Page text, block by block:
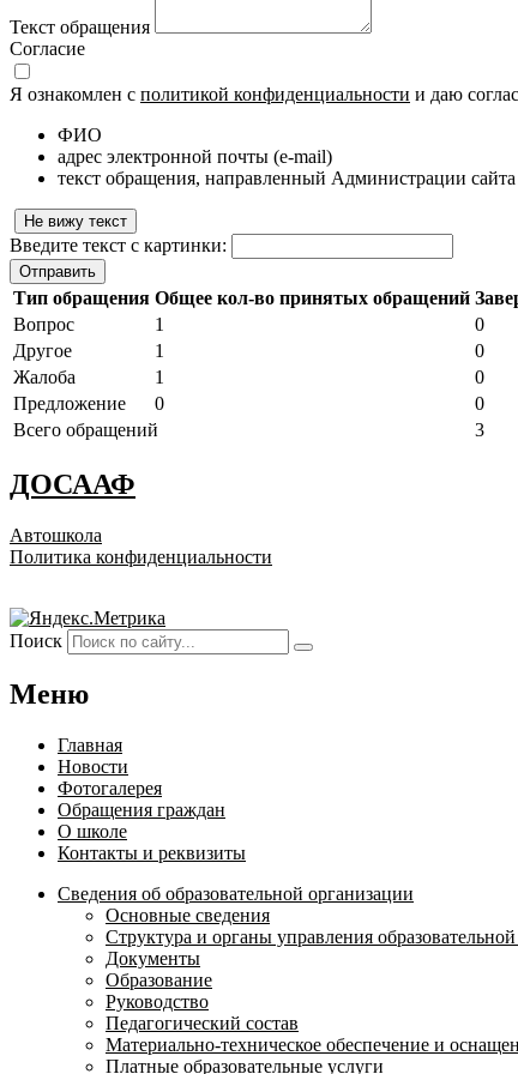
Текст обращения
Согласие
Я ознакомлен с политикой конфиденциальности и даю
ФИО
адрес электронной почты (e-mail)
текст обращения, направленный Администрации сайта
Не вижу текст
Введите текст с картинки:
Отправить
Тип обращения Общее кол-во принятых обращений
Вопрос
1 0
Другое
1 0
Жалоба
1 0
Предложение
0 0
Всего обращений
3
ДОСААФ
Автошкола
Политика конфиденциальности
Поиск
Меню
Главная
Новости
Фотогалерея
Обращения граждан
О школе
Контакты и реквизиты
Сведения об образовательной организации
Основные сведения
Структура и органы управления
Документы
Образование
Руководство
Педагогический состав
Материально-техническое обеспечение и
Платные образовательные услуги